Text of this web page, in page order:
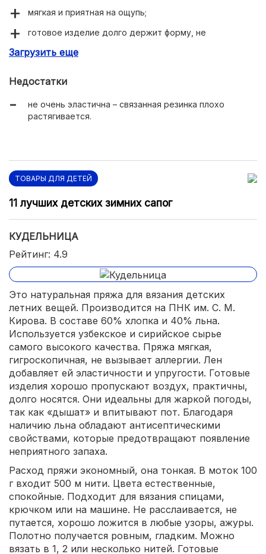
мягкая и приятная на ощупь;
готовое изделие долго держит форму, не
легко вяжется руками и на машинке;
не скатывается, не садится при стирке.
Загрузить еще
Недостатки
не очень эластична – связанная резинка плохо
растягивается.
ТОВАРЫ ДЛЯ ДЕТЕЙ
11 лучших детских зимних сапог
КУДЕЛЬНИЦА
Рейтинг: 4.9
Это натуральная пряжа для вязания детских
летних вещей. Производится на ПНК им. С. М.
Кирова. В составе 60% хлопка и 40% льна.
Используется узбекское и сирийское сырье
самого высокого качества. Пряжа мягкая,
гигроскопичная, не вызывает аллергии. Лен
добавляет ей эластичности и упругости. Готовые
изделия хорошо пропускают воздух, практичны,
долго носятся. Они идеальны для жаркой погоды,
так как «дышат» и впитывают пот. Благодаря
наличию льна обладают антисептическими
свойствами, которые предотвращают появление
неприятного запаха.
Расход пряжи экономный, она тонкая. В моток 100
г входит 500 м нити. Цвета естественные,
спокойные. Подходит для вязания спицами,
крючком или на машине. Не расслаивается, не
путается, хорошо ложится в любые узоры, ажуры.
Полотно получается ровным, гладким. Можно
вязать в 1, 2 или несколько нитей. Готовые